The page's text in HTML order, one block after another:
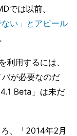
では以前、
い」とアピール
用するには、
が必要なのだ
Beta」は未だ
、「2014年2月